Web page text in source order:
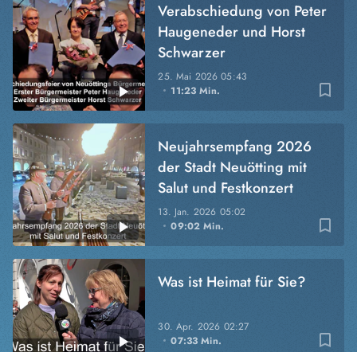
bookmark_border
25. Mai 202605:43
11:23 Min.
Verabschiedung von Peter
Haugeneder und Horst
Schwarzer
bookmark_border
13. Jan. 2026 05:02
09:02 Min.
Neujahrsempfang 2026
der Stadt Neuötting mit
Salut und Festkonzert
bookmark_border
30. Apr. 2026 02:27
07:33 Min.
Was ist Heimat für Sie?